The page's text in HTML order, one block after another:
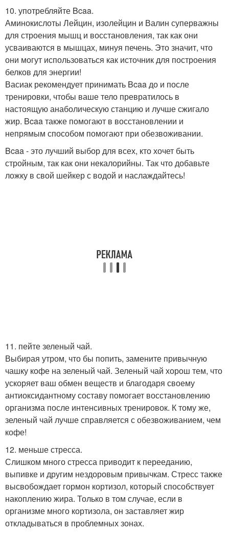
10. употребляйте Bcaa.
Аминокислоты Лейцин, изолейцин и Валин суперважны
для строения мышц и восстановления, так как они
усваиваются в мышцах, минуя печень. Это значит, что
они могут использоваться как источник для построения
белков для энергии!
Васиак рекомендует принимать Bcaa до и после
тренировки, чтобы ваше тело превратилось в
настоящую анаболическую станцию и лучше сжигало
жир. Bcaa также помогают в восстановлении и
непрямым способом помогают при обезвоживании.
Bcaa - это лучший выбор для всех, кто хочет быть
стройным, так как они некалорийны. Так что добавьте
ложку в свой шейкер с водой и наслаждайтесь!
11. пейте зеленый чай.
Выбирая утром, что бы попить, замените привычную
чашку кофе на зеленый чай. Зеленый чай хорош тем, что
ускоряет ваш обмен веществ и благодаря своему
антиоксидантному составу помогает восстановлению
организма после интенсивных тренировок. К тому же,
зеленый чай лучше справляется с обезвоживанием, чем
кофе!
12. меньше стресса.
Слишком много стресса приводит к перееданию,
выпивке и другим нездоровым привычкам. Стресс также
высвобождает гормон кортизол, который способствует
накоплению жира. Только в том случае, если в
организме много кортизола, он заставляет жир
откладываться в проблемных зонах.